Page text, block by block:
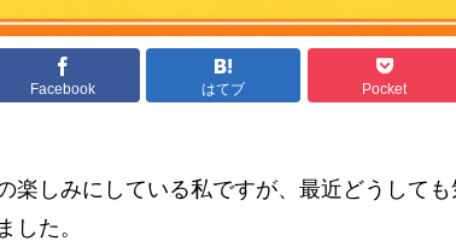
Facebook はてブ Pocket
楽しみにしている私ですが、最近どうして
した。